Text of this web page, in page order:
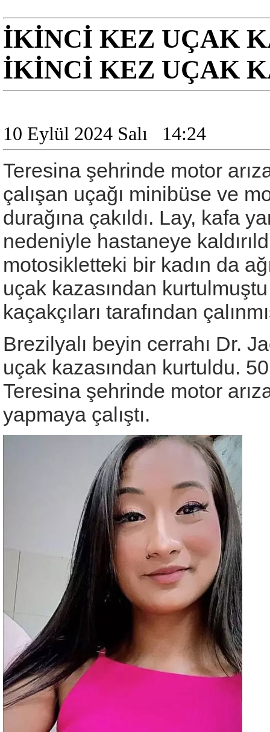
İKİNCİ KEZ UÇAK
İKİNCİ KEZ UÇAK
10 Eylül 2024 Salı 14:24
Teresina şehrinde motor
çalışan uçağı minibüse ve
durağına çakıldı. Lay, kafa
nedeniyle hastaneye
motosikletteki bir kadın da
uçak kazasından
kaçakçıları tarafından
Brezilyalı beyin cerrahı Dr.
uçak kazasından kurtuldu.
Teresina şehrinde motor
yapmaya çalıştı.